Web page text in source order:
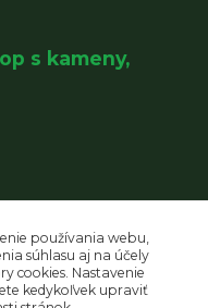
s kameny,
používania webu,
súhlasu aj na účely
cookies. Nastavenie
kedykoľvek upraviť